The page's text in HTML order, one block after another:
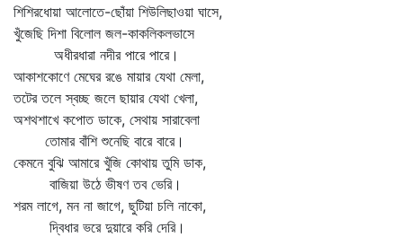
শিশিরধোয়া আলোতে-ছোঁয়া শিউলিছাওয়া ঘাসে,
খুঁজেছি দিশা বিলোল জল-কাকলিকলভাসে
অধীরধারা নদীর পারে পারে।
আকাশকোণে মেঘের রঙে মায়ার যেথা মেলা,
তটের তলে স্বচ্ছ জলে ছায়ার যেথা খেলা,
অশথশাখে কপোত ডাকে, সেথায় সারাবেলা
তোমার বাঁশি শুনেছি বারে বারে।
কেমনে বুঝি আমারে খুঁজি কোথায় তুমি ডাক,
বাজিয়া উঠে ভীষণ তব ভেরি।
শরম লাগে, মন না জাগে, ছুটিয়া চলি নাকো,
দ্বিধার ভরে দুয়ারে করি দেরি।